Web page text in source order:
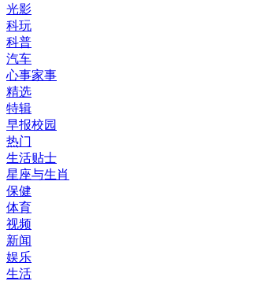
光影
科玩
科普
汽车
心事家事
精选
特辑
早报校园
热门
生活贴士
星座与生肖
保健
体育
视频
新闻
娱乐
生活